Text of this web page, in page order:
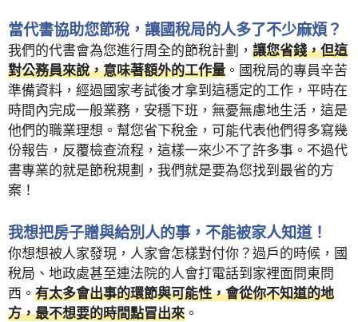
當代書協助您節稅，讓國稅局的人多了不少麻煩？
我們的代書會為您進行周全的節稅計劃， 讓您省錢，但這
對公務員來說，意味著額外的工作量 。國稅局的專員辛苦
準備資料，經過國家考試後才拿到這穩定的工作，平時在
時間內完成一般業務，安穩下班，無憂無慮地生活，這是
他們的職業理想。幫您省下稅金，可能代表他們得多寫幾
份報告，反覆檢查流程，這樣一來少不了許多事。不過代
書專業的就是節稅規劃，我們就是要為您找到最省的方
案！
我想把房子贈與給別人的事，不能被家人知道！
你想想被人家發現，人家會怎樣對付你？過戶的時候，國
稅局、地政處甚至連法院的人會打電話到家裡面問東問
西。 有太多會出事的環節與可能性，會從你不知道的地
方，最不想要的時間點冒出來 。